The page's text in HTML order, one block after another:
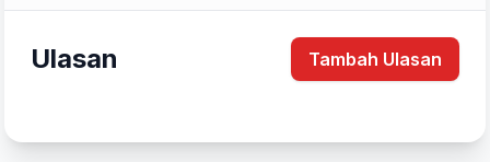
Ulasan Tambah Ulasan